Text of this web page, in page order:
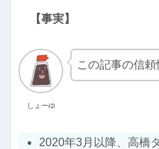
【事実】
しょーゆ
この記事の信頼
2020年3月以降、高橋